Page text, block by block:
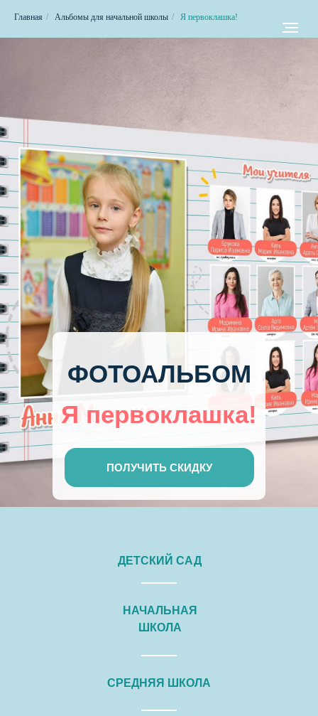
Главная / Альбомы для начальной школы / Я первоклашка!
ФОТОАЛЬБОМ
Я первоклашка!
ПОЛУЧИТЬ СКИДКУ
НАЧАЛЬНАЯ
ШКОЛА
ДЕТСКИЙ САД
СРЕДНЯЯ ШКОЛА